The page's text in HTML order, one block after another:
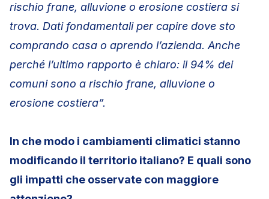
rischio frane, alluvione o erosione costiera si
trova. Dati fondamentali per capire dove sto
comprando casa o aprendo l’azienda. Anche
perché l’ultimo rapporto è chiaro: il 94% dei
comuni sono a rischio frane, alluvione o
erosione costiera”.
In che modo i cambiamenti climatici stanno
modificando il territorio italiano? E quali sono
gli impatti che osservate con maggiore